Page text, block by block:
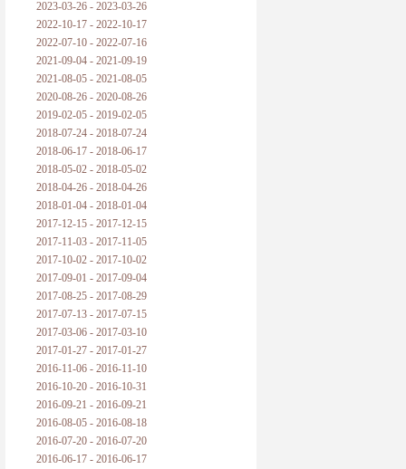
2023-03-26 - 2023-03-26
2022-10-17 - 2022-10-17
2022-07-10 - 2022-07-16
2021-09-04 - 2021-09-19
2021-08-05 - 2021-08-05
2020-08-26 - 2020-08-26
2019-02-05 - 2019-02-05
2018-07-24 - 2018-07-24
2018-06-17 - 2018-06-17
2018-05-02 - 2018-05-02
2018-04-26 - 2018-04-26
2018-01-04 - 2018-01-04
2017-12-15 - 2017-12-15
2017-11-03 - 2017-11-05
2017-10-02 - 2017-10-02
2017-09-01 - 2017-09-04
2017-08-25 - 2017-08-29
2017-07-13 - 2017-07-15
2017-03-06 - 2017-03-10
2017-01-27 - 2017-01-27
2016-11-06 - 2016-11-10
2016-10-20 - 2016-10-31
2016-09-21 - 2016-09-21
2016-08-05 - 2016-08-18
2016-07-20 - 2016-07-20
2016-06-17 - 2016-06-17